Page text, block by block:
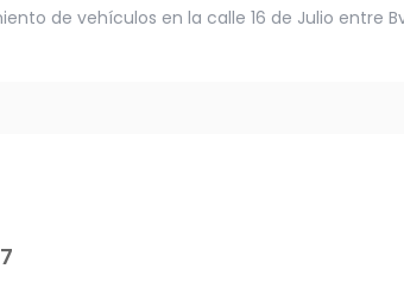
de vehículos en la calle 16 de Julio entre